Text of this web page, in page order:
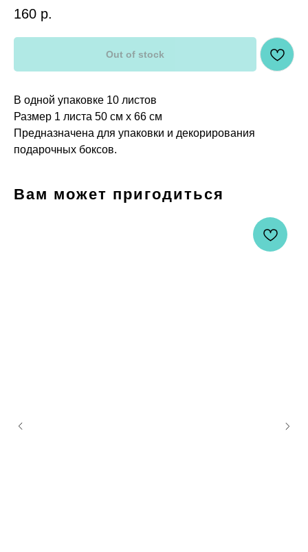
160 р.
Out of stock
В одной упаковке 10 листов
Размер 1 листа 50 см х 66 см
Предназначена для упаковки и декорирования
подарочных боксов.
Вам может пригодиться